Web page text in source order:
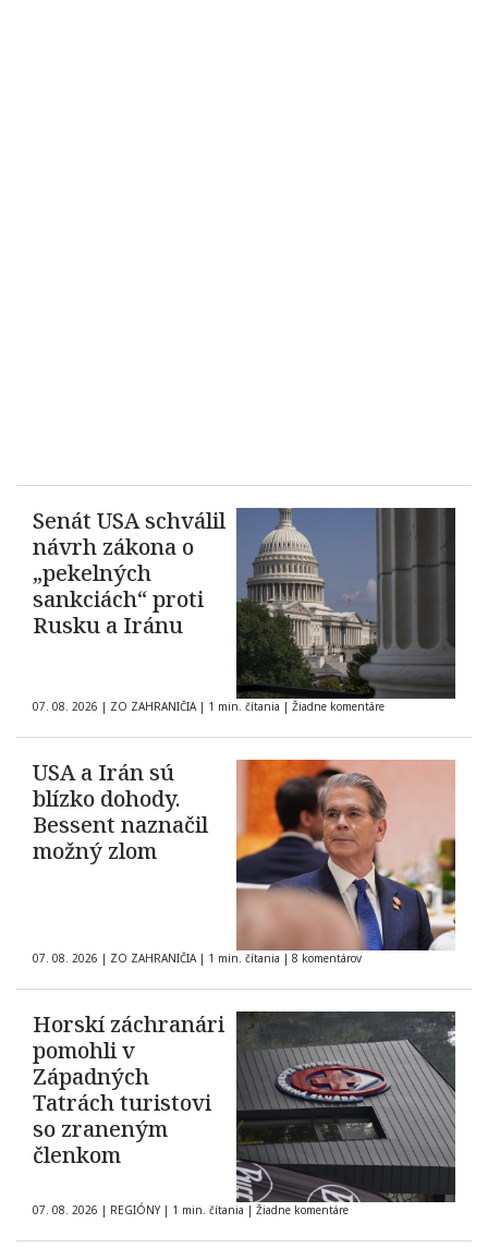
Senát USA schválil
návrh zákona o
„pekelných
sankciách“ proti
Rusku a Iránu
07. 08. 2026 | ZO ZAHRANIČIA | 1 min. čítania | Žiadne komentáre
USA a Irán sú
blízko dohody.
Bessent naznačil
možný zlom
07. 08. 2026 | ZO ZAHRANIČIA | 1 min. čítania | 8 komentárov
Horskí záchranári
pomohli v
Západných
Tatrách turistovi
so zraneným
členkom
07. 08. 2026 | REGIÓNY | 1 min. čítania | Žiadne komentáre